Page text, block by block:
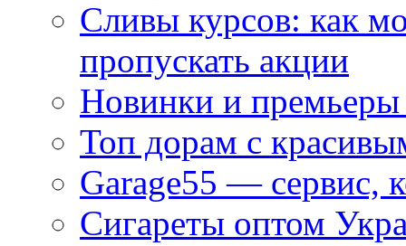
Сливы курсов: как
пропускать акции
Новинки и
Топ дорам с
Garage55 — сервис,
Сигареты оптом